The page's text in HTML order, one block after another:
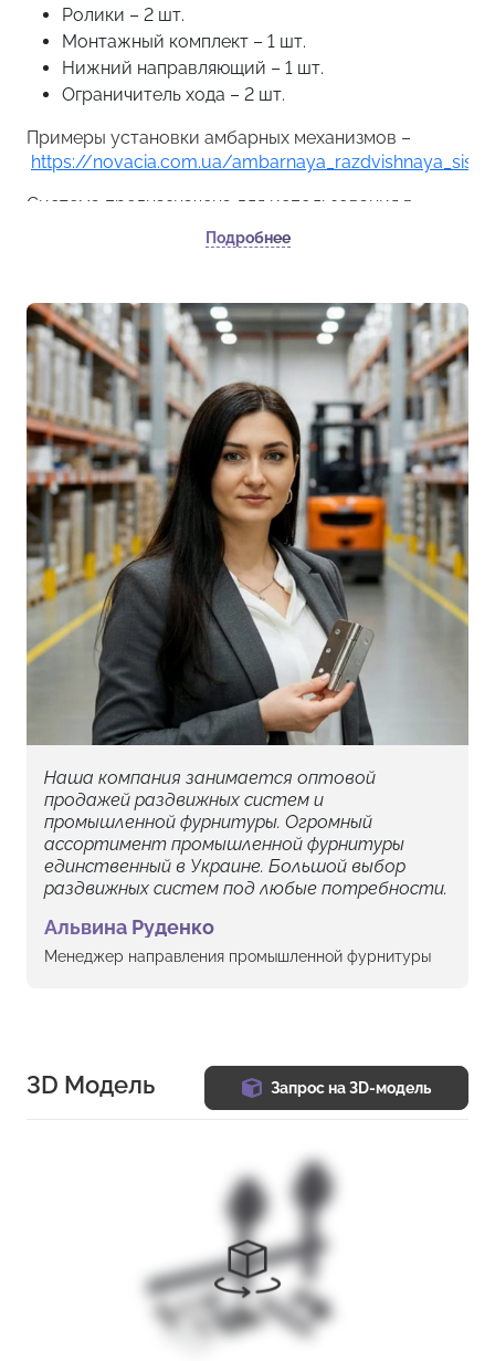
Ролики – 2 шт.
Монтажный комплект – 1 шт.
Нижний направляющий – 1 шт.
Ограничитель хода – 2 шт.
Примеры установки амбарных механизмов –
https://novacia.com.ua/
Система предназначена для использования в
Подробнее
Наша компания занимается оптовой
продажей раздвижных систем и
промышленной фурнитуры. Огромный
ассортимент промышленной фурнитуры
единственный в Украине. Большой выбор
раздвижных систем под любые потребности.
Альвина Руденко
Менеджер направления промышленной фурнитуры
3D Модель Запрос на 3D-модель